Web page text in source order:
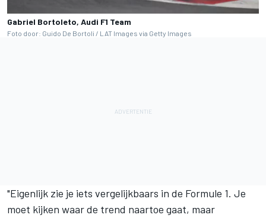
Gabriel Bortoleto, Audi F1 Team
Foto door: Guido De Bortoli / LAT Images via Getty Images
"Eigenlijk zie je iets vergelijkbaars in de Formule 1. Je
moet kijken waar de trend naartoe gaat, maar